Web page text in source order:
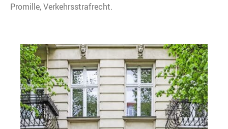
Promille, Verkehrsstrafrecht.